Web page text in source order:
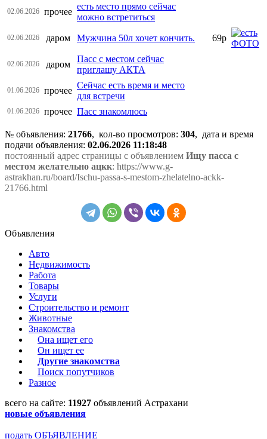
02.06.2026 прочее
есть место прямо сейчас
можно встретиться
02.06.2026 даром Мужчина 50л хочет кончить. 69р
02.06.2026 даром
Пасс с местом сейчас
приглашу АКТА
01.06.2026 прочее
Сейчас есть время и место
для встречи
01.06.2026 прочее Пасс знакомлюсь
№ объявления: 21766, кол-во просмотров: 304, дата и время
подачи объявления: 02.06.2026 11:18:48
постоянный адрес страницы с объявлением Ищу пасса с
местом желательно ацкк: https://www.g-
astrakhan.ru/board/Ischu-passa-s-mestom-zhelatelno-ackk-
21766.html
Объявления
Авто
Недвижимость
Работа
Товары
Услуги
Строительство и ремонт
Животные
Знакомства
Она ищет его
Он ищет ее
Другие знакомства
Поиск попутчиков
Разное
всего на сайте: 11927 объявлений Астрахани
новые объявления
подать ОБЪЯВЛЕНИЕ